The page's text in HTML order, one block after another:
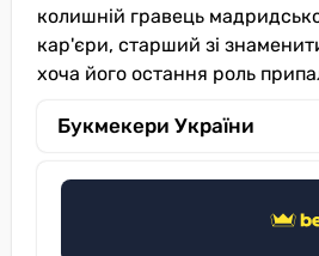
колишній гравець
кар'єри, старший зі
хоча його остання роль
Букмекери України